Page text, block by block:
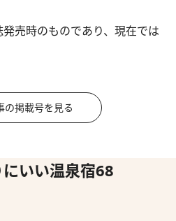
売時のものであり、現在では
の掲載号を見る
いい温泉宿68